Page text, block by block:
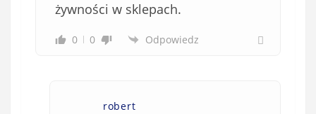
żywności w sklepach.
0 0 Odpowiedz
robert